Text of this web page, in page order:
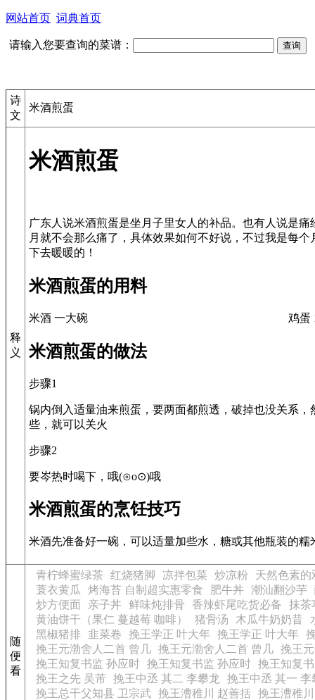
网站首页 词典首页
请输入您要查询的菜谱：
诗
文
米酒煎蛋
释
义
米酒煎蛋
广东人说米酒煎蛋是坐月子里女人的补品。也有人说是
月就不会那么痛了，具体效果如何不好说，不过我是每
米酒煎蛋的用料
米酒 一大碗 鸡蛋
米酒煎蛋的做法
步骤1
锅内倒入适量油来煎蛋，要两面都煎透，破掉也没关系
些，就可以关火
步骤2
要岑热时喝下，哦(⊙o⊙)哦
米酒煎蛋的烹饪技巧
米酒先准备好一碗，可以适量加些水，糖或其他瓶装的糯
随
便
看
青柠蜂蜜绿茶 红烧猪脚 凉拌包菜 炒凉粉
天然色素的
蓑衣黄瓜
烤海苔 自制超实惠零食 肥牛丼 潮汕翻沙芋
炒方便面
亲子丼 鲜味炖排骨 香辣虾尾吃货必备
抹茶
黄油饼干（果仁 蔓越莓 咖啡）
猪骨汤 木瓜牛奶奶昔
黑椒猪排
韭菜卷 挽王学正 叶大年 挽王学正 叶大年
挽王元渤舍人二首 曾几 挽王元渤舍人二首 曾几 挽王
挽王知复书监 孙应时
挽王知复书监 孙应时
挽王知复
挽王之先 吴芾
挽王中丞 其二 李攀龙
挽王中丞 其一 李
挽王总干父知县 卫宗武
挽王漕稚川 赵善括 挽王漕稚